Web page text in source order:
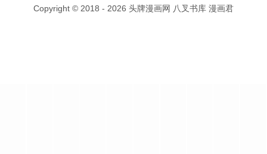
Copyright © 2018 - 2026 头牌漫画网 八叉书库 漫画君